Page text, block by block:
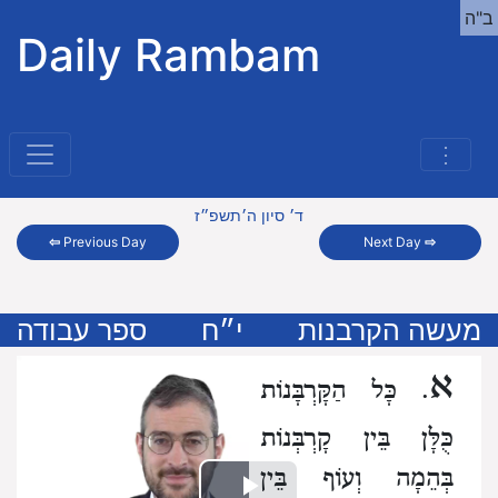
Daily Rambam
⋮
ב"ה
⇦ Previous Day
ד׳ סיון ה׳תשפ״ז
Next Day⇨
מעשה הקרבנות י״ח ספר עבודה
א. כָּל הַקָּרְבָּנוֹת
כֻּלָּן בֵּין קָרְבְּנוֹת
בְּהֵמָה וְעוֹף בֵּין